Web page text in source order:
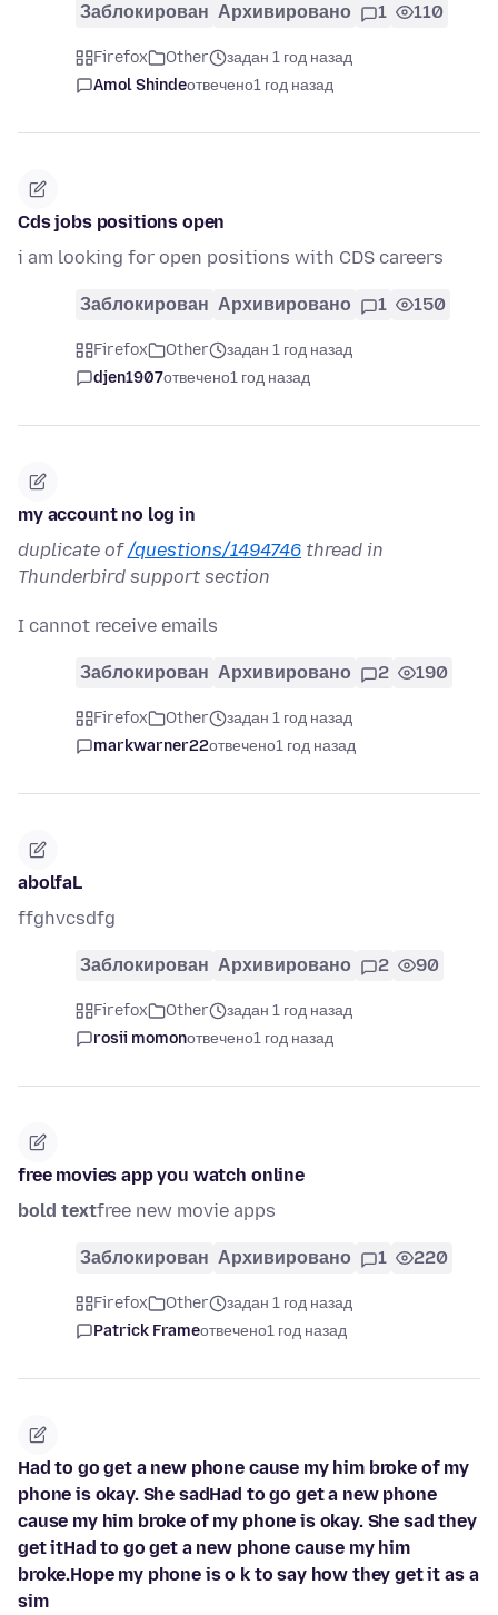
Заблокирован Архивировано 1 110
Firefox Other
задан 1 год назад
Amol Shindeотвечено1 год назад
Cds jobs positions open
i am looking for open positions with CDS careers
Заблокирован Архивировано 1 150
Firefox Other
задан 1 год назад
djen1907отвечено1 год назад
my account no log in
duplicate of/questions/1494746 thread in
Thunderbird support section
I cannot receive emails
Заблокирован Архивировано 2 190
Firefox Other
задан 1 год назад
markwarner22отвечено1 год назад
abolfaL
ffghvcsdfg
Заблокирован Архивировано 2 90
Firefox Other
задан 1 год назад
rosii momonотвечено1 год назад
free movies app you watch online
bold textfree new movie apps
Заблокирован Архивировано 1 220
Firefox Other
задан 1 год назад
Patrick Frameотвечено1 год назад
Had to go get a new phone cause my him broke of my
phone is okay. She sadHad to go get a new phone
cause my him broke of my phone is okay. She sad they
get itHad to go get a new phone cause my him
broke.Hope my phone is o k to say how they get it as a
sim